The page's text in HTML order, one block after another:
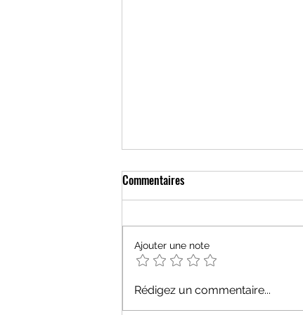
Olivia
Commentaires
Ajouter une note
Rédigez un commentaire...